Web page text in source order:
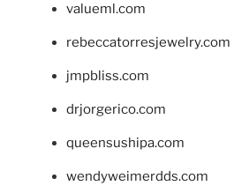
valueml.com
rebeccatorresjewelry.com
jmpbliss.com
drjorgerico.com
queensushipa.com
wendyweimerdds.com